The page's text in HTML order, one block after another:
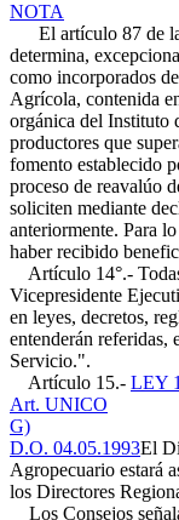
NOTA
El artículo 87 de la
determina,
como incorporados
Agrícola, contenida
orgánica del Instituto
productores que
fomento establecido
proceso de reavalúo
soliciten mediante
anteriormente. Para
haber recibido
Artículo 14°.-
Vicepresidente
en leyes, decretos,
entenderán
Servicio.".
Artículo 15.- LEY
Art. UNICO
G)
D.O. 04.05.1993El
Agropecuario estará
los Directores
Los Consejos